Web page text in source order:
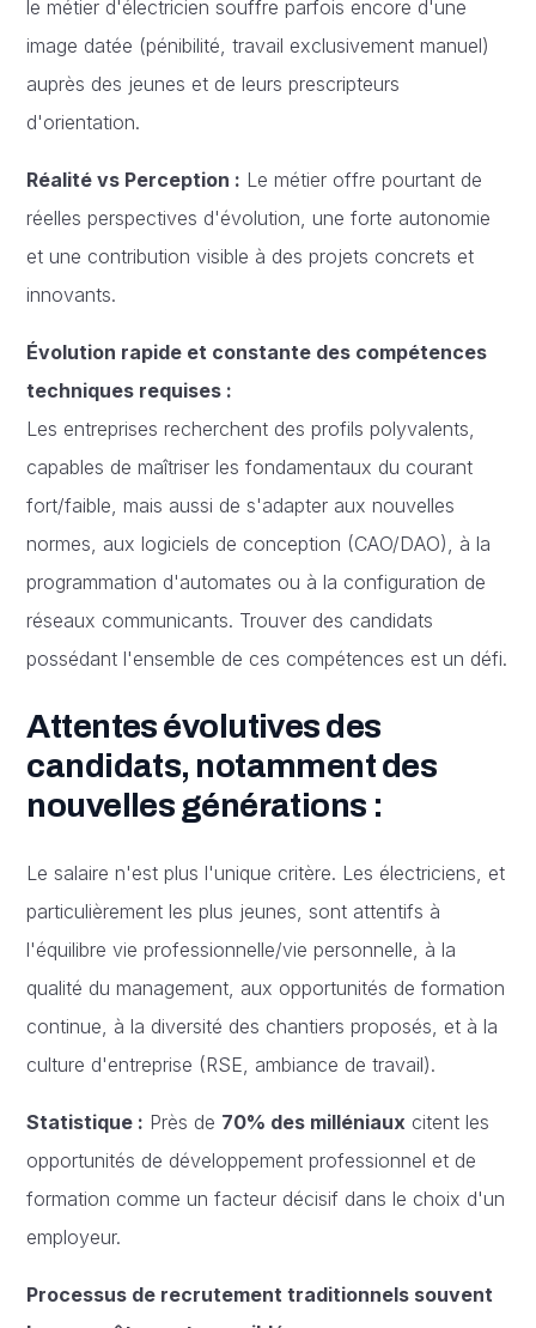
le métier d'électricien souffre parfois encore d'une
image datée (pénibilité, travail exclusivement manuel)
auprès des jeunes et de leurs prescripteurs
d'orientation.
Réalité vs Perception : Le métier offre pourtant de
réelles perspectives d'évolution, une forte autonomie
et une contribution visible à des projets concrets et
innovants.
Évolution rapide et constante des compétences
techniques requises :
Les entreprises recherchent des profils polyvalents,
capables de maîtriser les fondamentaux du courant
fort/faible, mais aussi de s'adapter aux nouvelles
normes, aux logiciels de conception (CAO/DAO), à la
programmation d'automates ou à la configuration de
réseaux communicants. Trouver des candidats
possédant l'ensemble de ces compétences est un défi.
Attentes évolutives des
candidats, notamment des
nouvelles générations :
Le salaire n'est plus l'unique critère. Les électriciens, et
particulièrement les plus jeunes, sont attentifs à
l'équilibre vie professionnelle/vie personnelle, à la
qualité du management, aux opportunités de formation
continue, à la diversité des chantiers proposés, et à la
culture d'entreprise (RSE, ambiance de travail).
Statistique : Près de 70% des milléniaux citent les
opportunités de développement professionnel et de
formation comme un facteur décisif dans le choix d'un
employeur.
Processus de recrutement traditionnels souvent